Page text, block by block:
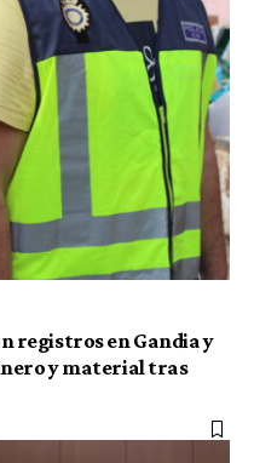
registros en Gandia y
y material tras